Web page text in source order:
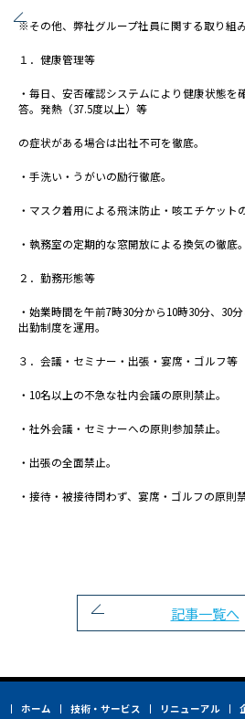
リニューアル
事務所
教育・文化・スポーツ施設
病院・福祉施設
採用情報
新卒・第二新卒採用
教育・キャリアシステム・資格
福利厚生
よくある質問
What's NEW
お問い合わせ
※その他、弊社グループ社員に関する取り組
１．健康管理等
・毎日、安否確認システムにより健康状態を
答。発熱（37.5度以上）等
の症状がある場合は出社不可を徹底。
・手洗い・うがいの励行徹底。
・マスク着用による飛沫防止・咳エチケット
・執務室の定期的な窓開放による換気の徹底。
２．勤務形態等
・始業時間を午前7時30分から10時30分、30
出勤制度を運用。
３．会議・セミナー・出張・宴席・ゴルフ等
・10名以上の不急な社内会議の原則禁止。
・社外会議・セミナーへの原則参加禁止。
・出張の全面禁止。
・接待・被接待問わず、宴席・ゴルフの原則
記事一覧へ
ホーム 技術・サービス リニューアル